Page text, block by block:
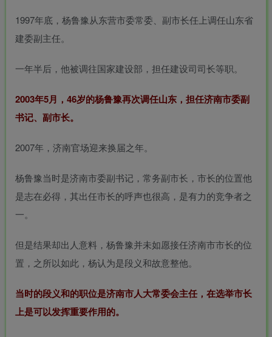
1997年底，杨鲁豫从东营市委常委、副市长任上调任山东省
建委副主任。
一年半后，他被调往国家建设部，担任建设司司长等职。
2003年5月，46岁的杨鲁豫再次调任山东，担任济南市委副
书记、副市长。
2007年，济南官场迎来换届之年。
杨鲁豫当时是济南市委副书记，常务副市长，市长的位置他
是志在必得，其出任市长的呼声也很高，是有力的竞争者之
一。
但是结果却出人意料，杨鲁豫并未如愿接任济南市市长的位
置，之所以如此，杨认为是段义和故意整他。
当时的段义和的职位是济南市人大常委会主任，在选举市长
上是可以发挥重要作用的。